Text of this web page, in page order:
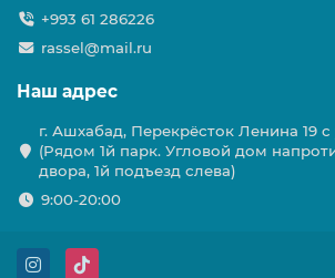
+993 61 286226
rassel@mail.ru
Наш адрес
г. Ашхабад, Перекрёсток Ленина 19 с
(Рядом 1й парк. Угловой дом
двора, 1й подъезд слева)
9:00-20:00